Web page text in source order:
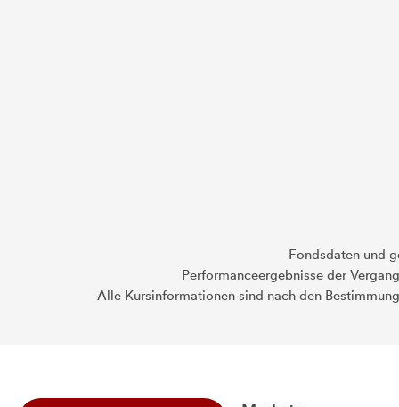
Fondsdaten und
Performanceergebnisse der
Alle Kursinformationen sind nach den